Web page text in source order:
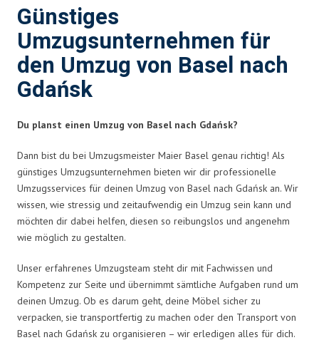
Günstiges
Umzugsunternehmen für
den Umzug von Basel nach
Gdańsk
Du planst einen Umzug von Basel nach Gdańsk?
Dann bist du bei Umzugsmeister Maier Basel genau richtig! Als
günstiges Umzugsunternehmen bieten wir dir professionelle
Umzugsservices für deinen Umzug von Basel nach Gdańsk an. Wir
wissen, wie stressig und zeitaufwendig ein Umzug sein kann und
möchten dir dabei helfen, diesen so reibungslos und angenehm
wie möglich zu gestalten.
Unser erfahrenes Umzugsteam steht dir mit Fachwissen und
Kompetenz zur Seite und übernimmt sämtliche Aufgaben rund um
deinen Umzug. Ob es darum geht, deine Möbel sicher zu
verpacken, sie transportfertig zu machen oder den Transport von
Basel nach Gdańsk zu organisieren – wir erledigen alles für dich.